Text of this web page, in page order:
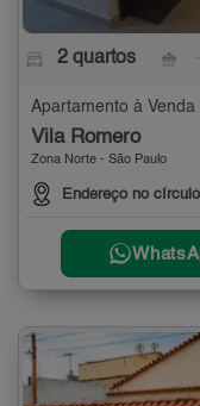
2 quartos
Apartamento à
Vila Romero
Zona Norte - São Paulo
Endereço no